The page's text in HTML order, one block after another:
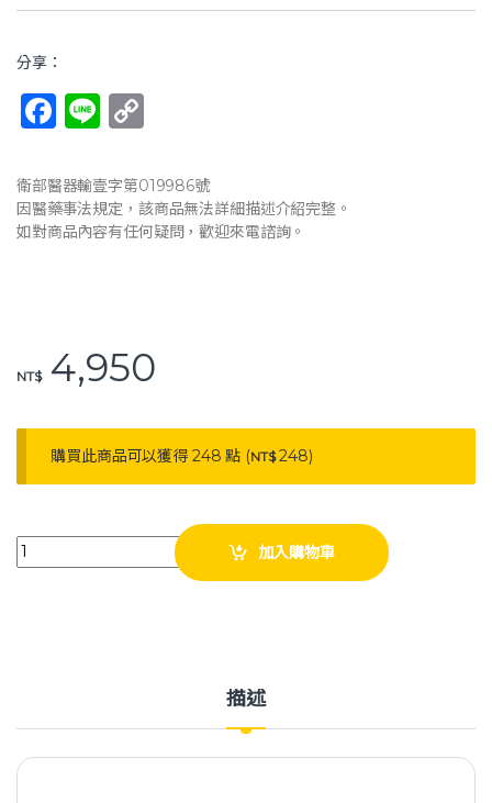
分享：
F
c
e
b
k
Li
e p
y
Li
衛部醫器輸壹字第019986號
因醫藥事法規定，該商品無法詳細描述介紹完整。
如對商品內容有任何疑問，歡迎來電諮詢。
NT$4,950
購買此商品可以獲得 248 點 (NT$248)
弘采 起身支撐帶 IM429 瑞典製 起身拉帶 起身輔助 病床起身 宜美
加入購物車
描述